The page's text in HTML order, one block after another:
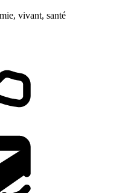
vivant, santé